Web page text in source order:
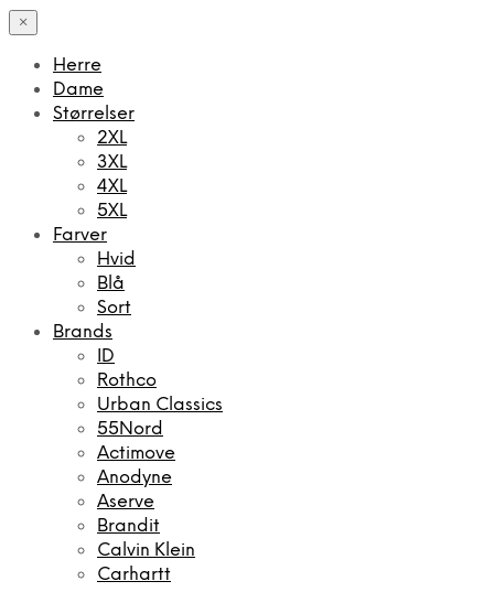
×
Herre
Dame
Størrelser
2XL
3XL
4XL
5XL
Farver
Hvid
Blå
Sort
Brands
ID
Rothco
Urban Classics
55Nord
Actimove
Anodyne
Aserve
Brandit
Calvin Klein
Carhartt